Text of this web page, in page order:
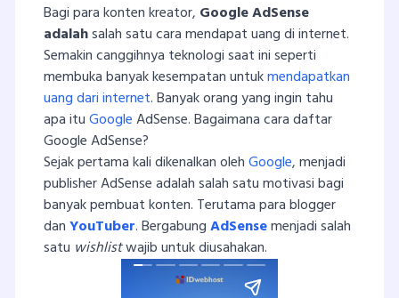
Bagi para konten kreator, Google AdSense
adalahsalah satu cara mendapat uang di internet.
Semakin canggihnya teknologi saat ini seperti
membuka banyak kesempatan untukmendapatkan
uang dari internet. Banyak orang yang ingin tahu
apa ituGoogleAdSense. Bagaimana cara daftar
Google AdSense?
Sejak pertama kali dikenalkan olehGoogle, menjadi
publisher AdSense adalah salah satu motivasi bagi
banyak pembuat konten. Terutama para blogger
danYouTuber. BergabungAdSensemenjadi salah
satu wishlistwajib untuk diusahakan.